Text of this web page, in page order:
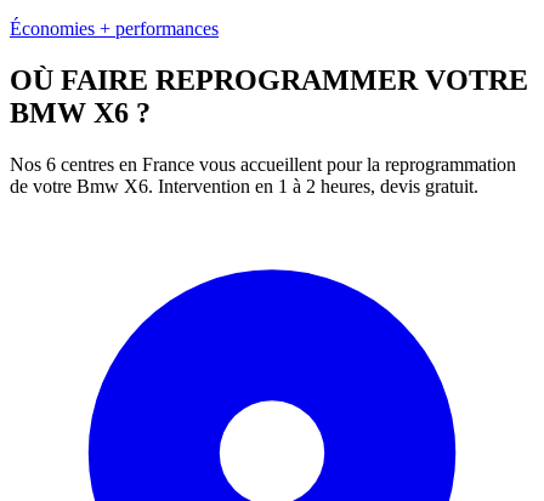
Économies + performances
OÙ FAIRE REPROGRAMMER VOTRE
BMW X6 ?
Nos 6 centres en France vous accueillent pour la reprogrammation
de votre Bmw X6. Intervention en 1 à 2 heures, devis gratuit.